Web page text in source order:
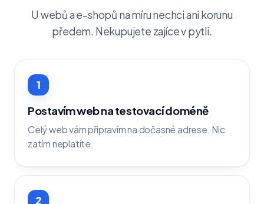
U webů a e-shopů na míru nechci ani korunu
předem. Nekupujete zajíce v pytli.
1
Postavím web na testovací doméně
Celý web vám připravím na dočasné adrese. Nic
zatím neplatíte.
2